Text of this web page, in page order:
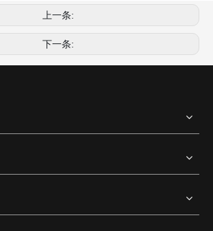
上一条:
下一条: